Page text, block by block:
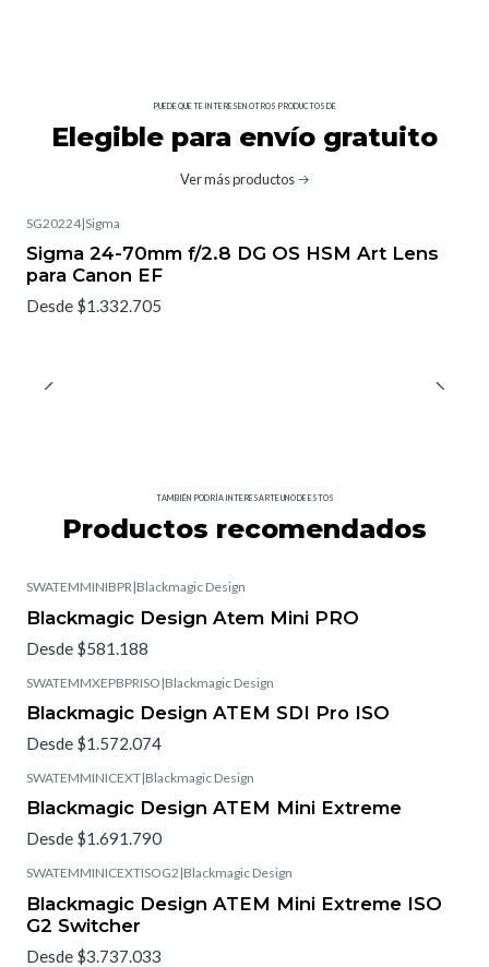
PUEDE QUE TE INTERESEN OTROS PRODUCTOS DE
Elegible para envío gratuito
Ver más productos
SG20224|Sigma
Sigma 24-70mm f/2.8 DG OS HSM Art Lens
para Canon EF
Desde $1.332.705
TAMBIÉN PODRÍA INTERESARTE UNO DE ESTOS
Productos recomendados
SWATEMMINIBPR|Blackmagic Design
Blackmagic Design Atem Mini PRO
Desde $581.188
SWATEMMXEPBPRISO |Blackmagic Design
Blackmagic Design ATEM SDI Pro ISO
Desde $1.572.074
SWATEMMINICEXT|Blackmagic Design
Blackmagic Design ATEM Mini Extreme
Desde $1.691.790
SWATEMMINICEXTISOG2 |Blackmagic Design
Blackmagic Design ATEM Mini Extreme ISO
G2 Switcher
Desde $3.737.033